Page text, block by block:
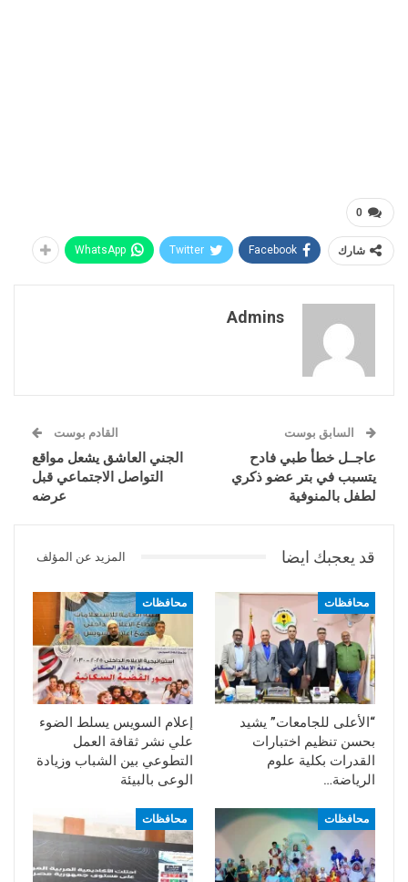
0
شارك Facebook
Twitter
WhatsApp
Admins
السابق بوست
عاجــل خطأ طبي فادح
يتسبب في بتر عضو ذكري
لطفل بالمنوفية
القادم بوست
الجني العاشق يشعل مواقع
التواصل الاجتماعي قبل
عرضه
قد يعجبك ايضا المزيد عن المؤلف
محافظات
“الأعلى للجامعات” يشيد
بحسن تنظيم اختبارات
القدرات بكلية علوم
الرياضة…
محافظات
إعلام السويس يسلط الضوء
علي نشر ثقافة العمل
التطوعي بين الشباب وزيادة
الوعى بالبيئة
محافظات محافظات